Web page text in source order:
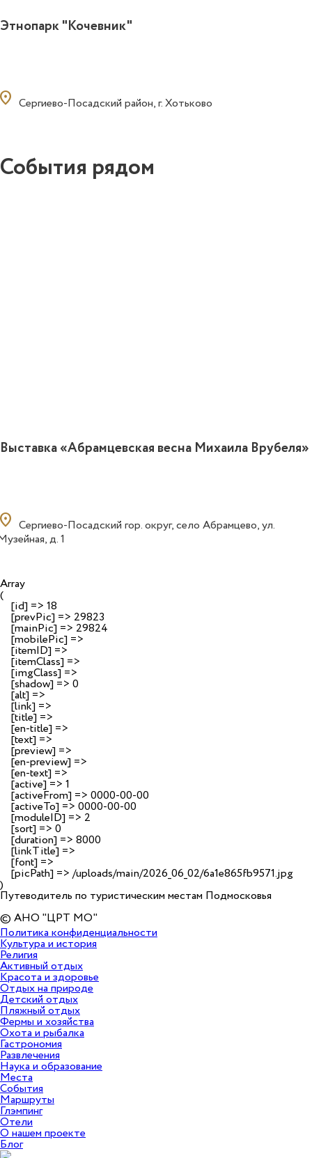
Этнопарк "Кочевник"
Сергиево-Посадский район, г. Хотьково
События рядом
Выставка «Абрамцевская весна Михаила Врубеля»
Сергиево-Посадский гор. округ, село Абрамцево, ул.
д. 1
Array
(
    [id] => 18
    [prevPic] => 29823
    [mainPic] => 29824
    [mobilePic] =>
    [itemID] =>
    [itemClass] =>
    [imgClass] =>
    [shadow] => 0
    [alt] =>
    [link] =>
    [title] =>
    [en-title] =>
    [text] =>
    [preview] =>
    [en-preview] =>
    [en-text] =>
    [active] => 1
    [activeFrom] => 0000-00-00
    [activeTo] => 0000-00-00
    [moduleID] => 2
    [sort] => 0
    [duration] => 8000
    [linkTitle] =>
    [font] =>
    [picPath] => /uploads/main/2026_06_02/6a1e865fb9571.jpg
Путеводитель по туристическим местам Подмосковья
© АНО "ЦРТ МО"
Политика конфиденциальности
Культура и история
Религия
Активный отдых
Красота и здоровье
Отдых на природе
Детский отдых
Пляжный отдых
Фермы и хозяйства
Охота и рыбалка
Гастрономия
Развлечения
Наука и образование
Места
События
Маршруты
Глэмпинг
Отели
О нашем проекте
Блог